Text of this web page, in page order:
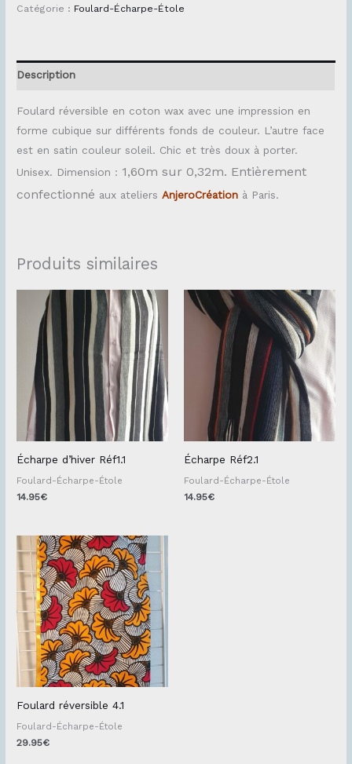
Catégorie : Foulard-Écharpe-Étole
Description
Foulard réversible en coton wax avec une impression en
forme cubique sur différents fonds de couleur. L’autre face
est en satin couleur soleil. Chic et très doux à porter.
Unisex. Dimension : 1,60m sur 0,32m. Entièrement
confectionné aux ateliersAnjeroCréation à Paris.
Produits similaires
Écharpe d’hiver Réf1.1
Foulard-Écharpe-Étole
14.95€
Écharpe Réf2.1
Foulard-Écharpe-Étole
14.95€
Foulard réversible 4.1
Foulard-Écharpe-Étole
29.95€